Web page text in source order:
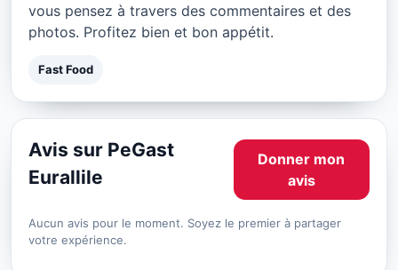
vous pensez à travers des commentaires et des
photos. Profitez bien et bon appétit.
Fast Food
Avis sur PeGast
Eurallile
Donner mon
avis
Aucun avis pour le moment. Soyez le premier à partager
votre expérience.